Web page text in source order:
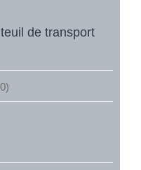
de transport